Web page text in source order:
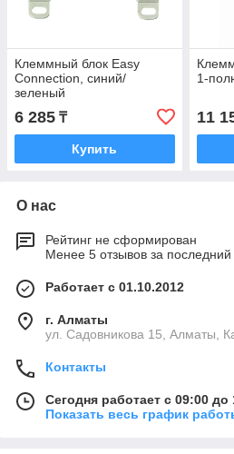
Клеммный блок Easy
Connection, синий/
зеленый
6 285 ₸
Купить
1-
11
О нас
Рейтинг не сформирован
Менее 5 отзывов за последний
Работает с 01.10.2012
г. Алматы
ул. Садовникова 15, Алматы,
Контакты
Сегодня работает с 09:00 до
Показать весь график